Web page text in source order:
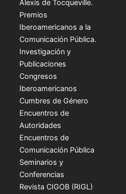
Alexis de Tocqueville.
Premios
Iberoamericanos a la
Comunicación Pública.
Investigación y
Publicaciones
Congresos
Iberoamericanos
Cumbres de Género
Encuentros de
Autoridades
Encuentros de
Comunicación Pública
Seminarios y
Conferencias
Revista CIGOB (RIGL)